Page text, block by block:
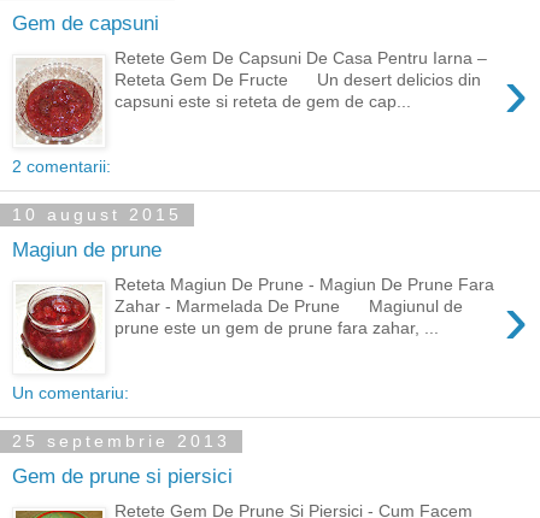
Gem de capsuni
›
Retete Gem De Capsuni De Casa Pentru Iarna –
Reteta Gem De Fructe Un desert delicios din
capsuni este si reteta de gem de cap...
2 comentarii:
10 august 2015
Magiun de prune
›
Reteta Magiun De Prune - Magiun De Prune Fara
Zahar - Marmelada De Prune Magiunul de
prune este un gem de prune fara zahar, ...
Un comentariu:
25 septembrie 2013
Gem de prune si piersici
Retete Gem De Prune Si Piersici - Cum Facem